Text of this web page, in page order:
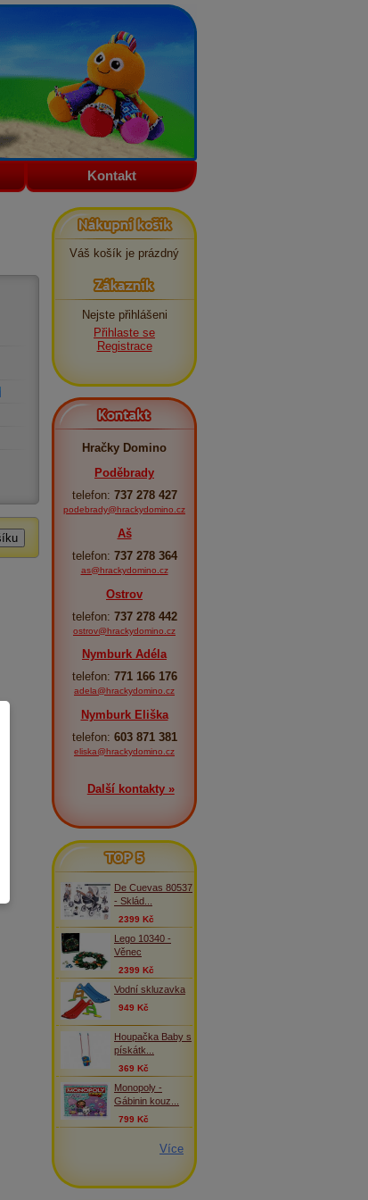
Kontakt
Nákupní košík
Váš košík je prázdný
Zákazník
Nejste přihlášeni
Přihlaste se
Registrace
Kontakt
Hračky Domino
Poděbrady
telefon: 737 278 427
podebrady@hrackydomino.cz
Aš
telefon: 737 278 364
as@hrackydomino.cz
Ostrov
telefon: 737 278 442
ostrov@hrackydomino.cz
Nymburk Adéla
telefon: 771 166 176
adela@hrackydomino.cz
Nymburk Eliška
telefon: 603 871 381
eliska@hrackydomino.cz
Další kontakty »
TOP 5
De Cuevas 80537
- Sklád...
2399 Kč
Lego 10340 -
Věnec
2399 Kč
Vodní skluzavka
949 Kč
Houpačka Baby s
pískátk...
369 Kč
Monopoly -
Gábinin kouz...
799 Kč
Více